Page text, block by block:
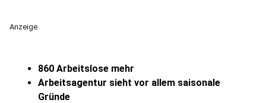
Anzeige
860 Arbeitslose mehr
Arbeitsagentur sieht vor allem saisonale
Gründe